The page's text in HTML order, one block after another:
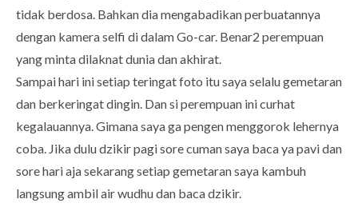
tidak berdosa. Bahkan dia mengabadikan perbuatannya
dengan kamera selfi di dalam Go-car. Benar2 perempuan
yang minta dilaknat dunia dan akhirat.
Sampai hari ini setiap teringat foto itu saya selalu gemetaran
dan berkeringat dingin. Dan si perempuan ini curhat
kegalauannya. Gimana saya ga pengen menggorok lehernya
coba. Jika dulu dzikir pagi sore cuman saya baca ya pavi dan
sore hari aja sekarang setiap gemetaran saya kambuh
langsung ambil air wudhu dan baca dzikir.